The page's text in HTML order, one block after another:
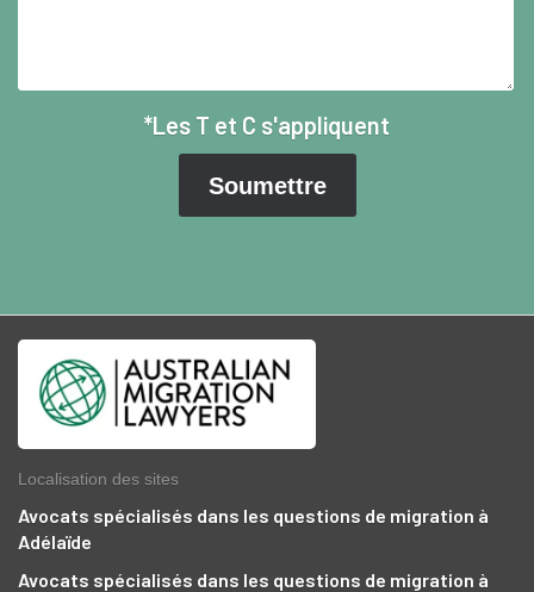
*Les T et C s'appliquent
Localisation des sites
Avocats spécialisés dans les questions de migration à
Adélaïde
Avocats spécialisés dans les questions de migration à